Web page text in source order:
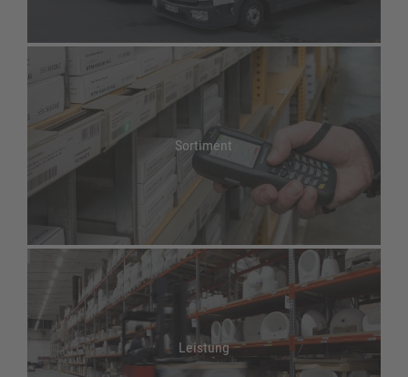
Sortiment
Leistung